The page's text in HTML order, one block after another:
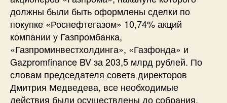
должны были быть оформлены сделки по
покупке «Роснефтегазом» 10,74% акций
компании у Газпромбанка,
«Газпроминвестхолдинга», «Газфонда» и
Gazpromfinance BV за 203,5 млрд рублей. По
словам председателя совета директоров
Дмитрия Медведева, все необходимые
действия были осуществлены до собрания,